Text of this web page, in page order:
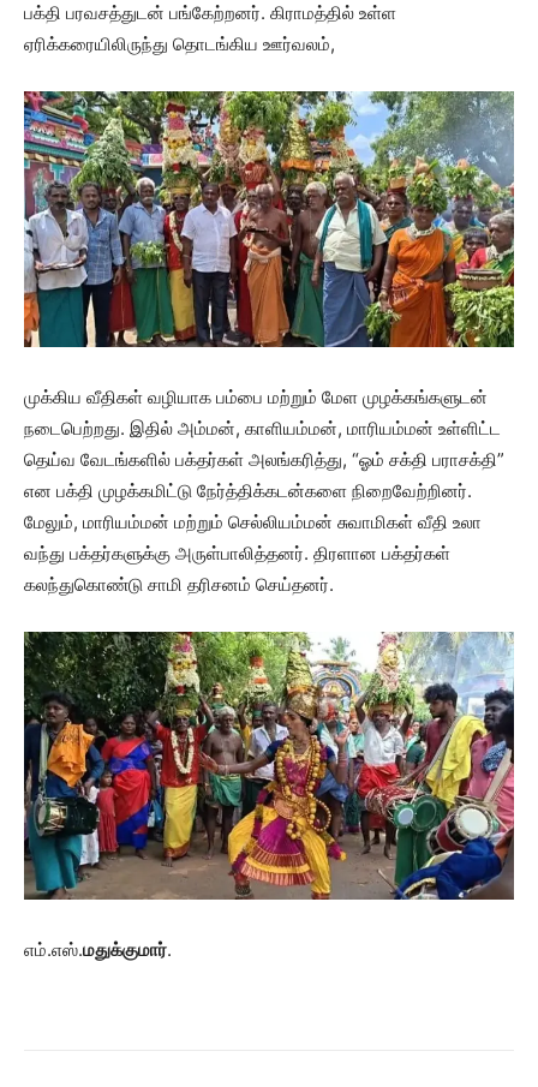
பக்தி பரவசத்துடன் பங்கேற்றனர். கிராமத்தில் உள்ள
ஏரிக்கரையிலிருந்து தொடங்கிய ஊர்வலம்,
முக்கிய வீதிகள் வழியாக பம்பை மற்றும் மேள முழக்கங்களுடன்
நடைபெற்றது. இதில் அம்மன், காளியம்மன், மாரியம்மன் உள்ளிட்ட
தெய்வ வேடங்களில் பக்தர்கள் அலங்கரித்து, “ஓம் சக்தி பராசக்தி”
என பக்தி முழக்கமிட்டு நேர்த்திக்கடன்களை நிறைவேற்றினர்.
மேலும், மாரியம்மன் மற்றும் செல்லியம்மன் சுவாமிகள் வீதி உலா
வந்து பக்தர்களுக்கு அருள்பாலித்தனர். திரளான பக்தர்கள்
கலந்துகொண்டு சாமி தரிசனம் செய்தனர்.
எம்.எஸ்.மதுக்குமார்.